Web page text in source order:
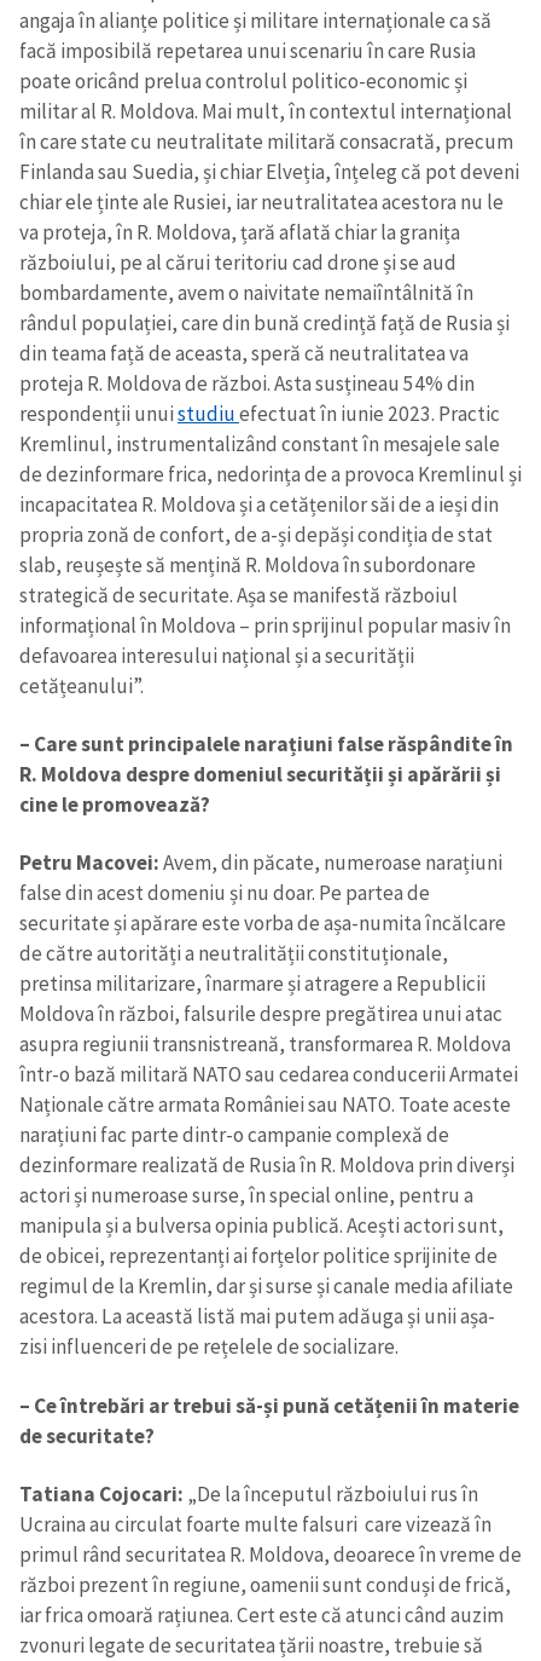
Trimite o informație
Despre ZdG
in English
на русском
angaja în alianțe politice și militare internaționale ca să
facă imposibilă repetarea unui scenariu în care Rusia
poate oricând prelua controlul politico-economic și
militar al R. Moldova. Mai mult, în contextul internațional
în care state cu neutralitate militară consacrată, precum
Finlanda sau Suedia, și chiar Elveția, înțeleg că pot deveni
chiar ele ținte ale Rusiei, iar neutralitatea acestora nu le
va proteja, în R. Moldova, țară aflată chiar la granița
războiului, pe al cărui teritoriu cad drone și se aud
bombardamente, avem o naivitate nemaiîntâlnită în
rândul populației, care din bună credință față de Rusia și
din teama față de aceasta, speră că neutralitatea va
proteja R. Moldova de război. Asta susțineau 54% din
respondenții unuistudiuefectuat în iunie 2023. Practic
Kremlinul, instrumentalizând constant în mesajele sale
de dezinformare frica, nedorința de a provoca Kremlinul și
incapacitatea R. Moldova și a cetățenilor săi de a ieși din
propria zonă de confort, de a-și depăși condiția de stat
slab, reușește să mențină R. Moldova în subordonare
strategică de securitate. Așa se manifestă războiul
informațional în Moldova – prin sprijinul popular masiv în
defavoarea interesului național și a securității
cetățeanului”.
– Care sunt principalele narațiuni false răspândite în
R. Moldova despre domeniul securității și apărării și
cine le promovează?
Petru Macovei:Avem, din păcate, numeroase narațiuni
false din acest domeniu și nu doar. Pe partea de
securitate și apărare este vorba de așa-numita încălcare
de către autorități a neutralității constituționale,
pretinsa militarizare, înarmare și atragere a Republicii
Moldova în război, falsurile despre pregătirea unui atac
asupra regiunii transnistreană, transformarea R. Moldova
într-o bază militară NATO sau cedarea conducerii Armatei
Naționale către armata României sau NATO. Toate aceste
narațiuni fac parte dintr-o campanie complexă de
dezinformare realizată de Rusia în R. Moldova prin diverși
actori și numeroase surse, în special online, pentru a
manipula și a bulversa opinia publică. Acești actori sunt,
de obicei, reprezentanți ai forțelor politice sprijinite de
regimul de la Kremlin, dar și surse și canale media afiliate
acestora. La această listă mai putem adăuga și unii așa-
zisi influenceri de pe rețelele de socializare.
– Ce întrebări ar trebui să-și pună cetățenii în materie
de securitate?
Tatiana Cojocari: „De la începutul războiului rus în
Ucraina au circulat foarte multe falsuri care vizează în
primul rând securitatea R. Moldova, deoarece în vreme de
război prezent în regiune, oamenii sunt conduși de frică,
iar frica omoară rațiunea. Cert este că atunci când auzim
zvonuri legate de securitatea țării noastre, trebuie să